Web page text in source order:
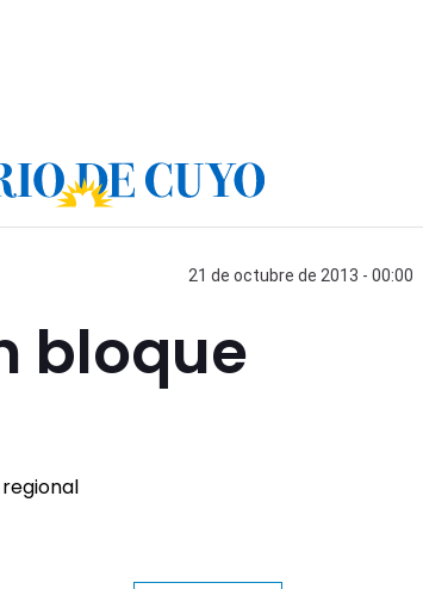
21 de octubre de 2013 - 00:00
bloque